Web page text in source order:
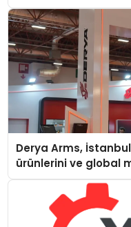
Derya Arms,
ürünlerini ve global